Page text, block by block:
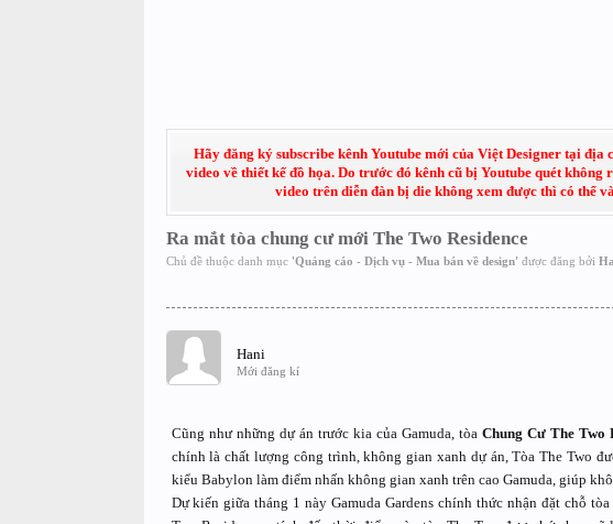
Hãy đăng ký subscribe kênh Youtube mới của Việt Designer tại địa
video về thiết kế đồ họa. Do trước đó kênh cũ bị Youtube quét
video trên diễn đàn bị die không xem được thì có thể
Ra mắt tòa chung cư mới The Two Residence
Chủ đề thuộc danh mục 'Quảng cáo - Dịch vụ - Mua bán về design' được đăng bởi
Hani
Mới đăng kí
Cũng như những dự án trước kia của Gamuda, tòa Chung Cư The Two
chính là chất lượng công trình, không gian xanh dự án, Tòa The Two
kiểu Babylon làm điểm nhấn không gian xanh trên cao Gamuda, giúp
Dự kiến giữa tháng 1 này Gamuda Gardens chính thức nhận đặt chỗ